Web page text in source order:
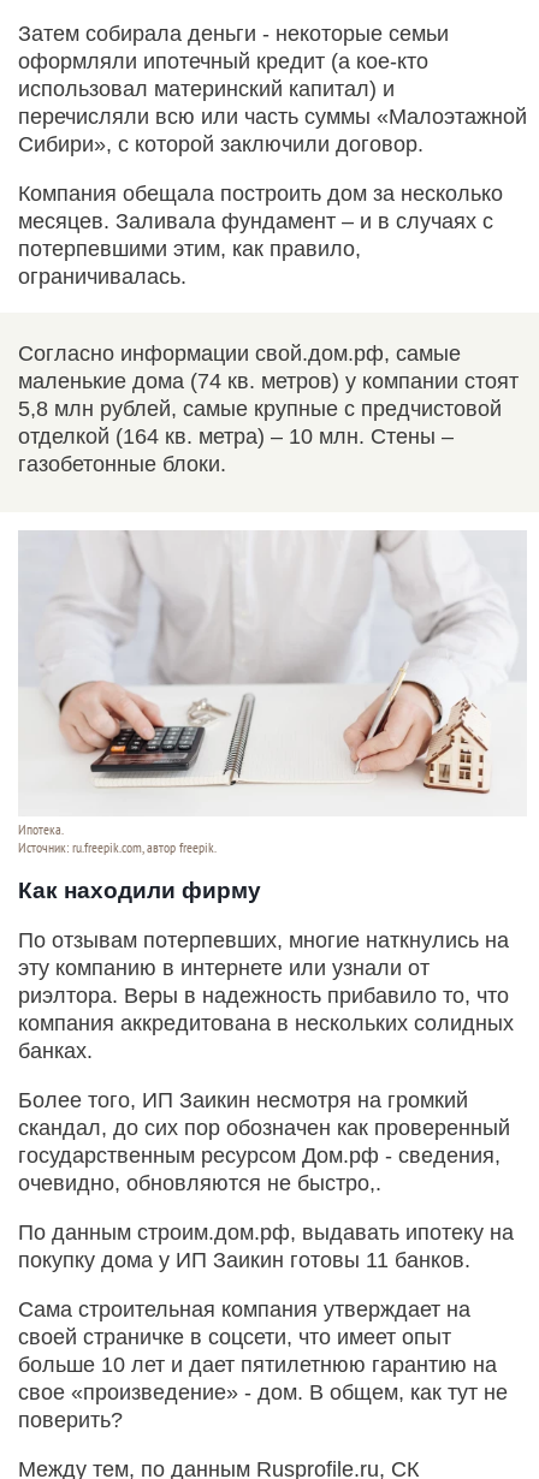
Затем собирала деньги - некоторые семьи
оформляли ипотечный кредит (а кое-кто
использовал материнский капитал) и
перечисляли всю или часть суммы «Малоэтажной
Сибири», с которой заключили договор.
Компания обещала построить дом за несколько
месяцев. Заливала фундамент – и в случаях с
потерпевшими этим, как правило,
ограничивалась.
Согласно информации свой.дом.рф, самые
маленькие дома (74 кв. метров) у компании стоят
5,8 млн рублей, самые крупные с предчистовой
отделкой (164 кв. метра) – 10 млн. Стены –
газобетонные блоки.
Ипотека.
Источник: ru.freepik.com, автор freepik.
Как находили фирму
По отзывам потерпевших, многие наткнулись на
эту компанию в интернете или узнали от
риэлтора. Веры в надежность прибавило то, что
компания аккредитована в нескольких солидных
банках.
Более того, ИП Заикин несмотря на громкий
скандал, до сих пор обозначен как проверенный
государственным ресурсом Дом.рф - сведения,
очевидно, обновляются не быстро,.
По данным строим.дом.рф, выдавать ипотеку на
покупку дома у ИП Заикин готовы 11 банков.
Сама строительная компания утверждает на
своей страничке в соцсети, что имеет опыт
больше 10 лет и дает пятилетнюю гарантию на
свое «произведение» - дом. В общем, как тут не
поверить?
Между тем, по данным Rusprofile.ru, СК